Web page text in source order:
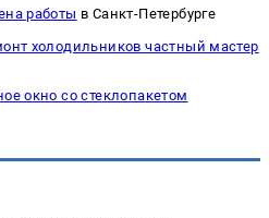
работы в Санкт-Петербурге
холодильников частный мастер
окно со стеклопакетом